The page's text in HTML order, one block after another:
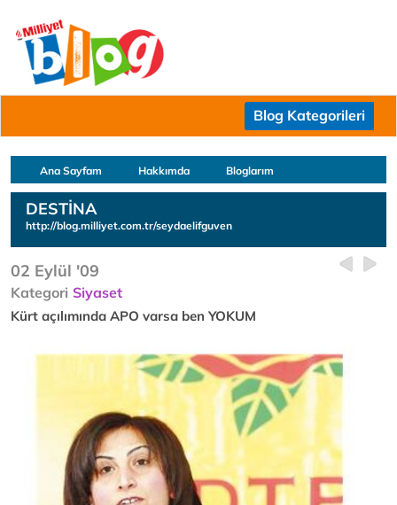
Blog Kategorileri
Ana Sayfam Hakkımda Bloglarım
DESTİNA
http://blog.milliyet.com.tr/seydaelifguven
02 Eylül '09
Kategori Siyaset
Kürt açılımında APO varsa ben YOKUM